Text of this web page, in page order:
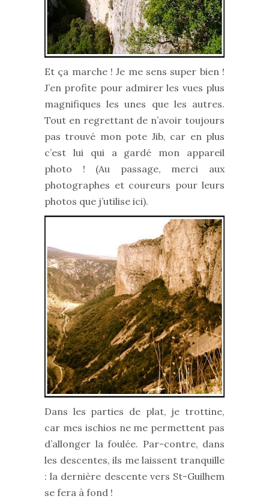
Et ça marche ! Je me sens super bien !
J’en profite pour admirer les vues plus
magnifiques les unes que les autres.
Tout en regrettant de n’avoir toujours
pas trouvé mon pote Jib, car en plus
c’est lui qui a gardé mon appareil
photo ! (Au passage, merci aux
photographes et coureurs pour leurs
photos que j’utilise ici).
Dans les parties de plat, je trottine,
car mes ischios ne me permettent pas
d’allonger la foulée. Par-contre, dans
les descentes, ils me laissent tranquille
: la dernière descente vers St-Guilhem
se fera à fond !